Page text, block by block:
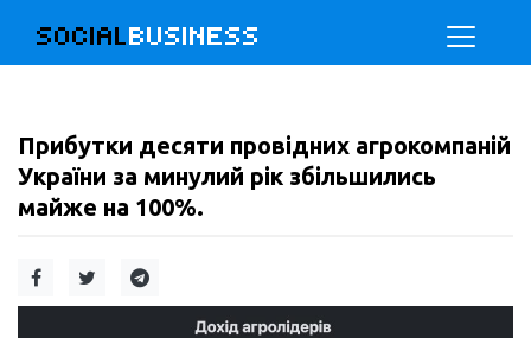
SOCIALBUSINESS
Прибутки десяти провідних агрокомпаній
України за минулий рік збільшились
майже на 100%.